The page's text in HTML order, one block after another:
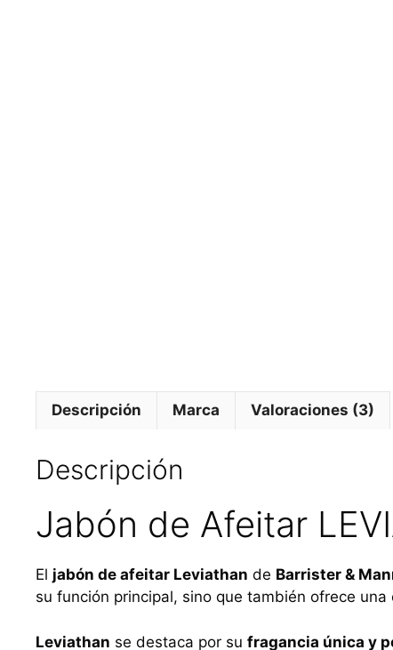
Descripción Marca Valoraciones (3)
Descripción
Jabón de Afeitar
El jabón de afeitar Leviathan de Barrister &
su función principal, sino que también ofrece
Leviathan se destaca por su fragancia única y